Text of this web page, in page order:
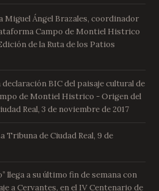
Miguel Ángel Brazales, coordinador
Campo de Montiel Histrico
de la Ruta de los Patios
BIC del paisaje cultural de
de Montiel Histrico - Origen del
Real, 3 de noviembre de 2017
Tribuna de Ciudad Real, 9 de
llega a su último fin de semana con
a Cervantes, en el IV Centenario de